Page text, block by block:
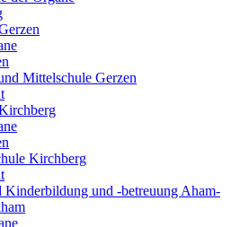
Mittelschule Gerzen
Kirchberg
Kinderbildung und -betreuung Aham-